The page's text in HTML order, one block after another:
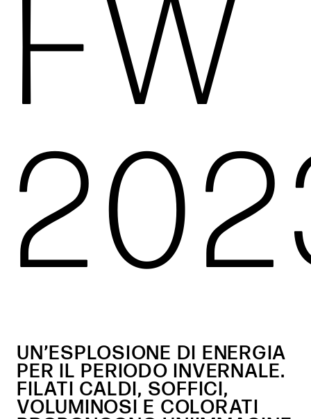
FW
UN’ESPLOSIONE DI ENERGIA
PER IL PERIODO INVERNALE.
FILATI CALDI, SOFFICI,
VOLUMINOSI E COLORATI